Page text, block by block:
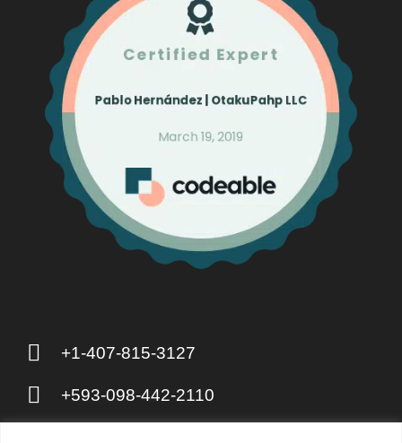
+1-407-815-3127
+593-098-442-2110